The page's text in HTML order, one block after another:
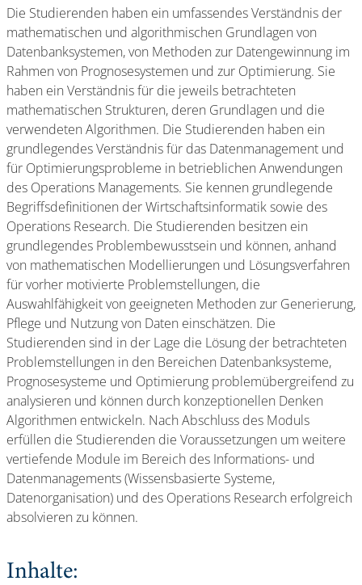
Die Studierenden haben ein umfassendes Verständnis der
mathematischen und algorithmischen Grundlagen von
Datenbanksystemen, von Methoden zur Datengewinnung im
Rahmen von Prognosesystemen und zur Optimierung. Sie
haben ein Verständnis für die jeweils betrachteten
mathematischen Strukturen, deren Grundlagen und die
verwendeten Algorithmen. Die Studierenden haben ein
grundlegendes Verständnis für das Datenmanagement und
für Optimierungsprobleme in betrieblichen Anwendungen
des Operations Managements. Sie kennen grundlegende
Begriffsdefinitionen der Wirtschaftsinformatik sowie des
Operations Research. Die Studierenden besitzen ein
grundlegendes Problembewusstsein und können, anhand
von mathematischen Modellierungen und Lösungsverfahren
für vorher motivierte Problemstellungen, die
Auswahlfähigkeit von geeigneten Methoden zur Generierung,
Pflege und Nutzung von Daten einschätzen. Die
Studierenden sind in der Lage die Lösung der betrachteten
Problemstellungen in den Bereichen Datenbanksysteme,
Prognosesysteme und Optimierung problemübergreifend zu
analysieren und können durch konzeptionellen Denken
Algorithmen entwickeln. Nach Abschluss des Moduls
erfüllen die Studierenden die Voraussetzungen um weitere
vertiefende Module im Bereich des Informations- und
Datenmanagements (Wissensbasierte Systeme,
Datenorganisation) und des Operations Research erfolgreich
absolvieren zu können.
Inhalte: